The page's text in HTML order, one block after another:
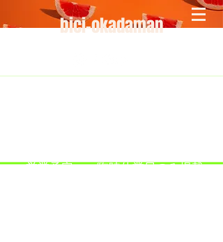
bici-okadaman
​＜営業予定＞ 臨時休業日のみ掲載